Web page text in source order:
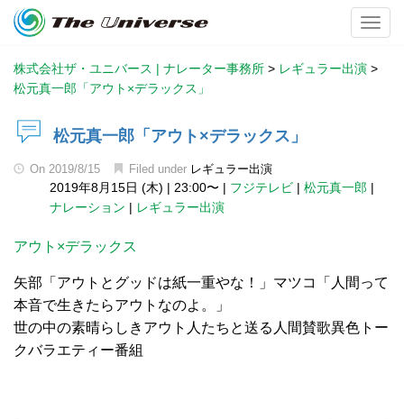
株式会社ザ・ユニバース | ナレーター事務所 > レギュラー出演 >
松元真一郎「アウト×デラックス」
松元真一郎「アウト×デラックス」
On 2019/8/15 Filed under レギュラー出演
2019年8月15日 (木) | 23:00〜 | フジテレビ | 松元真一郎 |
ナレーション | レギュラー出演
アウト×デラックス
矢部「アウトとグッドは紙一重やな！」マツコ「人間って
本音で生きたらアウトなのよ。」
世の中の素晴らしきアウト人たちと送る人間賛歌異色トー
クバラエティー番組